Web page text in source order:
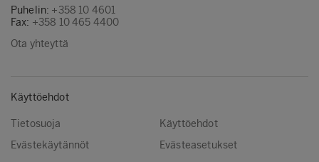
Puhelin: +358 10 4601
Fax: +358 10 465 4400
Ota yhteyttä
Käyttöehdot
Tietosuoja
Käyttöehdot
Evästekäytännöt
Evästeasetukset